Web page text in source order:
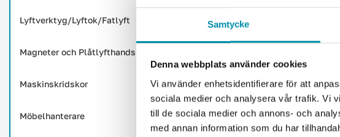
Samtycke
Denna webbplats använder cookies
Vi använder enhetsidentifierare för att
sociala medier och analysera vår trafik. Vi
till de sociala medier och annons- och
med annan information som du har
Lyftverktyg/Lyftok/Fatlyft
Magneter och Plåtlyfthandskar
Maskinskridskor
Möbelhanterare